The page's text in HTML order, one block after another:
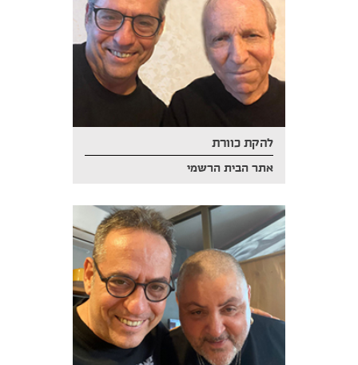
להקת כוורת
אתר הבית הרשמי